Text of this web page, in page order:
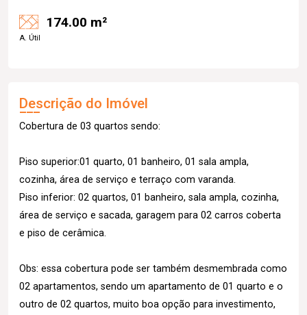
174.00 m²
A. Útil
Descrição do Imóvel
Cobertura de 03 quartos sendo:
Piso superior:01 quarto, 01 banheiro, 01 sala ampla,
cozinha, área de serviço e terraço com varanda.
Piso inferior: 02 quartos, 01 banheiro, sala ampla, cozinha,
área de serviço e sacada, garagem para 02 carros coberta
e piso de cerâmica.
Obs: essa cobertura pode ser também desmembrada como
02 apartamentos, sendo um apartamento de 01 quarto e o
outro de 02 quartos, muito boa opção para investimento,